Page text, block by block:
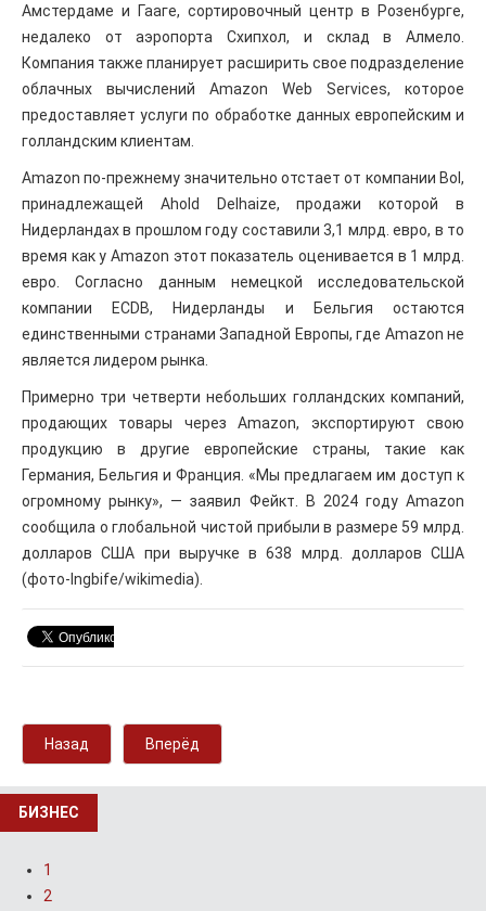
Амстердаме и Гааге, сортировочный центр в Розенбурге,
недалеко от аэропорта Схипхол, и склад в Алмело.
Компания также планирует расширить свое подразделение
облачных вычислений Amazon Web Services, которое
предоставляет услуги по обработке данных европейским и
голландским клиентам.
Amazon по-прежнему значительно отстает от компании Bol,
принадлежащей Ahold Delhaize, продажи которой в
Нидерландах в прошлом году составили 3,1 млрд. евро, в то
время как у Amazon этот показатель оценивается в 1 млрд.
евро. Согласно данным немецкой исследовательской
компании ECDB, Нидерланды и Бельгия остаются
единственными странами Западной Европы, где Amazon не
является лидером рынка.
Примерно три четверти небольших голландских компаний,
продающих товары через Amazon, экспортируют свою
продукцию в другие европейские страны, такие как
Германия, Бельгия и Франция. «Мы предлагаем им доступ к
огромному рынку», — заявил Фейкт. В 2024 году Amazon
сообщила о глобальной чистой прибыли в размере 59 млрд.
долларов США при выручке в 638 млрд. долларов США
(фото-Ingbife/wikimedia).
Назад Вперёд
БИЗНЕС
1
2